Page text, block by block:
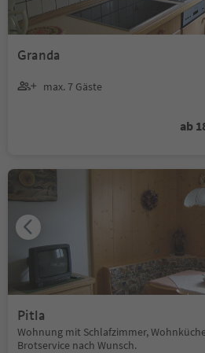
Granda
max. 7 Gäste
ab
Pitla
Wohnung mit Schlafzimmer,
Brotservice nach Wunsch.